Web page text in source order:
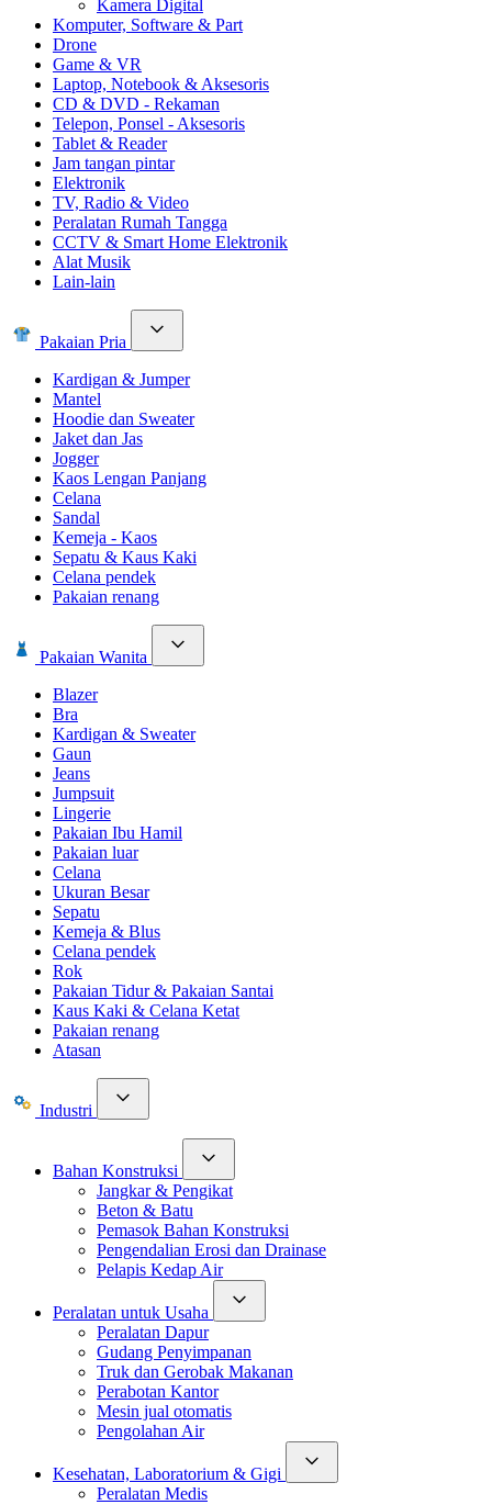
Kamera Digital
Komputer, Software & Part
Drone
Game & VR
Laptop, Notebook & Aksesoris
CD & DVD - Rekaman
Telepon, Ponsel - Aksesoris
Tablet & Reader
Jam tangan pintar
Elektronik
TV, Radio & Video
Peralatan Rumah Tangga
CCTV & Smart Home Elektronik
Alat Musik
Lain-lain
Pakaian Pria
Kardigan & Jumper
Mantel
Hoodie dan Sweater
Jaket dan Jas
Jogger
Kaos Lengan Panjang
Celana
Sandal
Kemeja - Kaos
Sepatu & Kaus Kaki
Celana pendek
Pakaian renang
Pakaian Wanita
Blazer
Bra
Kardigan & Sweater
Gaun
Jeans
Jumpsuit
Lingerie
Pakaian Ibu Hamil
Pakaian luar
Celana
Ukuran Besar
Sepatu
Kemeja & Blus
Celana pendek
Rok
Pakaian Tidur & Pakaian Santai
Kaus Kaki & Celana Ketat
Pakaian renang
Atasan
Industri
Bahan Konstruksi
Jangkar & Pengikat
Beton & Batu
Pemasok Bahan Konstruksi
Pengendalian Erosi dan Drainase
Pelapis Kedap Air
Peralatan untuk Usaha
Peralatan Dapur
Gudang Penyimpanan
Truk dan Gerobak Makanan
Perabotan Kantor
Mesin jual otomatis
Pengolahan Air
Kesehatan, Laboratorium & Gigi
Peralatan Medis